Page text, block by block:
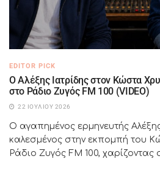
EDITOR PICK
Ο Αλέξης Ιατρίδης στον Κώστα
στο Ράδιο Ζυγός FM 100 (VIDEO)
22 ΙΟΥΛΊΟΥ 2026
Ο αγαπημένος ερμηνευτής
καλεσμένος στην εκπομπή του
Ράδιο Ζυγός FM 100, χαρίζοντας